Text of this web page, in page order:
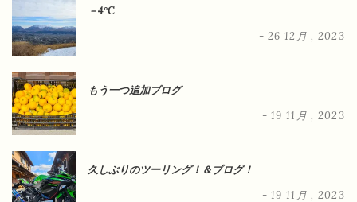
－4°C
- 26 12月 , 2023
もう一つ追加ブログ
- 19 11月 , 2023
久しぶりのツーリング！＆ブログ！
- 19 11月 , 2023